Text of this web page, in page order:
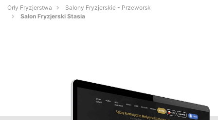
Orły Fryzjerstwa
Salony Fryzjerskie - Przeworsk
Salon Fryzjerski Stasia